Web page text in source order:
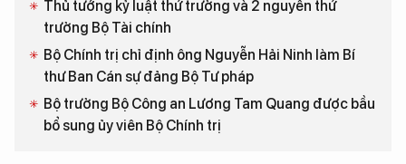
Thủ tướng kỷ luật thứ trưởng và 2 nguyên thứ
trưởng Bộ Tài chính
Bộ Chính trị chỉ định ông Nguyễn Hải Ninh làm Bí
thư Ban Cán sự đảng Bộ Tư pháp
Bộ trưởng Bộ Công an Lương Tam Quang được bầu
bổ sung ủy viên Bộ Chính trị